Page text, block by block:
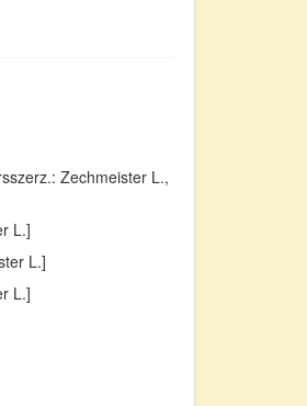
Zechmeister L.,
L.]
L.]
L.]